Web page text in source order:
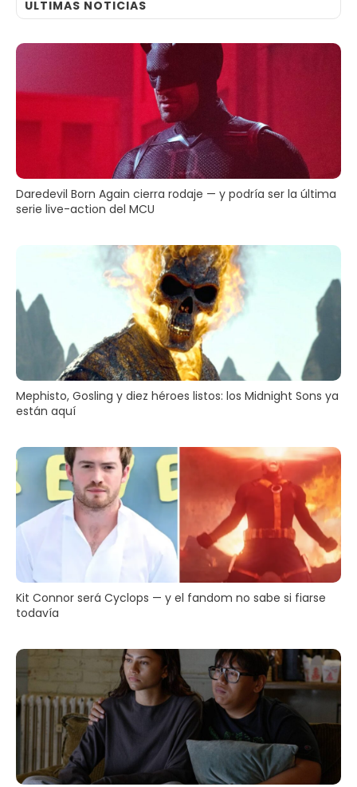
ULTIMAS NOTICIAS
Daredevil Born Again cierra rodaje — y podría ser la última
serie live-action del MCU
Mephisto, Gosling y diez héroes listos: los Midnight Sons ya
están aquí
Kit Connor será Cyclops — y el fandom no sabe si fiarse
todavía